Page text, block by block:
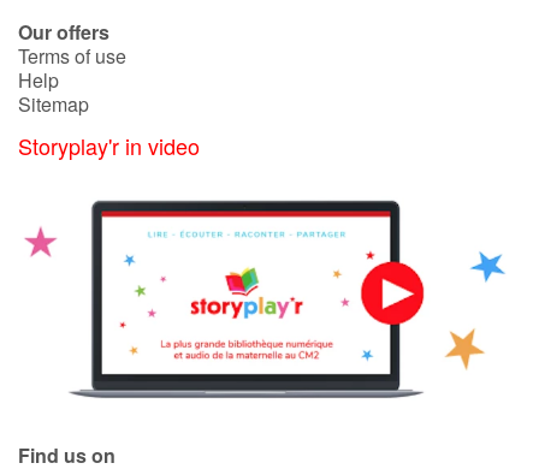
Our offers
Terms of use
Help
Sitemap
Storyplay'r in video
Find us on